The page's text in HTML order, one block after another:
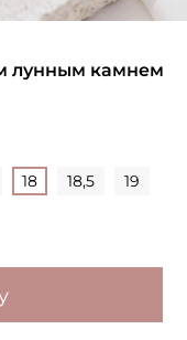
лунным камнем
18 18,5 19